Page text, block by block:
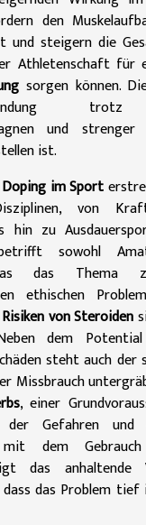
den
und steigern die
Athletenschaft für
sorgen können.
trotz
und strenger
ist.
Doping im Sport
von
hin zu
sowohl
das Thema
ethischen
Risiken von Steroiden
dem
steht auch
Missbrauch
, einer
Gefahren und
dem
das anhaltende
dass das Problem